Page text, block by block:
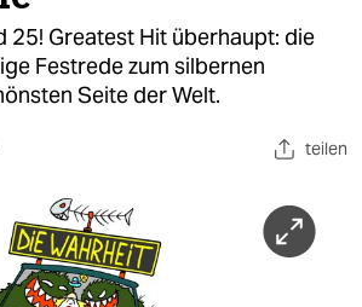
25! Greatest Hit überhaupt: die
Festrede zum silbernen
Seite der Welt.
teilen